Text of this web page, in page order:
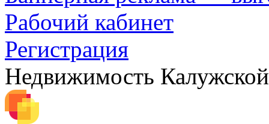
Рабочий кабинет
Регистрация
Недвижимость